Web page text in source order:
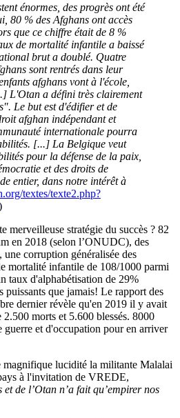
énormes, des progrès ont été
80 % des Afghans ont accès
que ce chiffre était de 8 %
de mortalité infantile a baissé
brut a doublé. Quatre
sont rentrés dans leur
afghans vont à l'école,
L'Otan a défini très clairement
Le but est d'édifier et de
afghan indépendant et
internationale pourra
[...] La Belgique veut
pour la défense de la paix,
et des droits de
entier, dans notre intérêt à
textes/texte2.php?
merveilleuse stratégie du succès ? 82
en 2018 (selon l’ONUDC), des
corruption généralisée des
mortalité infantile de 108/1000 parmi
taux d'alphabétisation de 29%
que jamais! Le rapport des
dernier révèle qu'en 2019 il y avait
morts et 5.600 blessés. 8000
et d'occupation pour en arriver
lucidité la militante Malalai
à l'invitation de VREDE,
de l’Otan n’a fait qu’empirer nos